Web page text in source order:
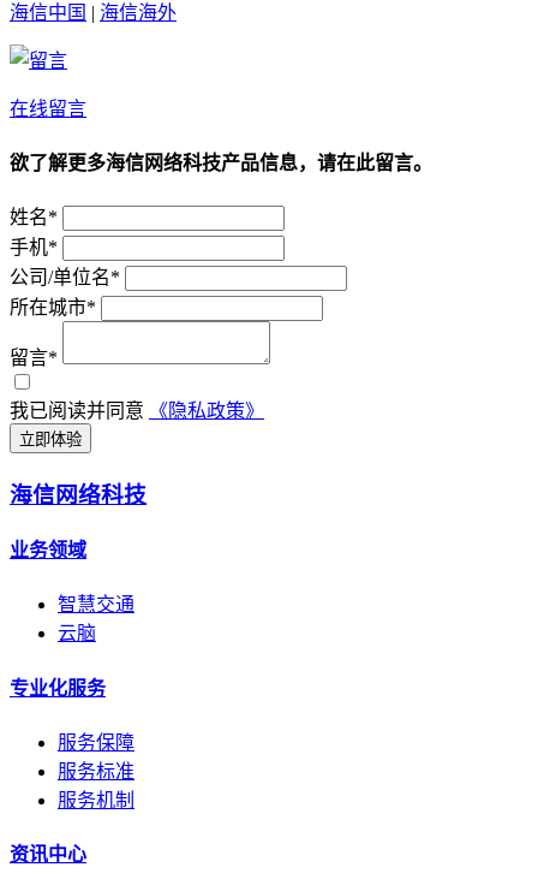
海信中国 | 海信海外
在线留言
欲了解更多海信网络科技产品信息，请在此留言。
姓名*
手机*
公司/单位名*
所在城市*
留言*
我已阅读并同意 《隐私政策》
立即体验
海信网络科技
业务领域
智慧交通
云脑
专业化服务
服务保障
服务标准
服务机制
资讯中心